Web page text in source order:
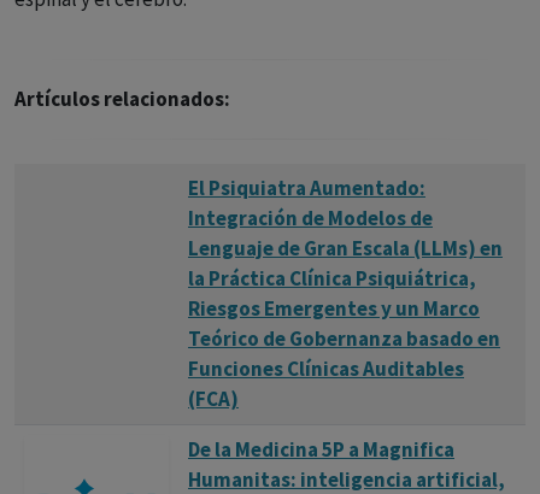
Artículos relacionados:
El Psiquiatra Aumentado:
Integración de Modelos de
Lenguaje de Gran Escala (LLMs) en
la Práctica Clínica Psiquiátrica,
Riesgos Emergentes y un Marco
Teórico de Gobernanza basado en
Funciones Clínicas Auditables
(FCA)
De la Medicina 5P a Magnifica
Humanitas: inteligencia artificial,